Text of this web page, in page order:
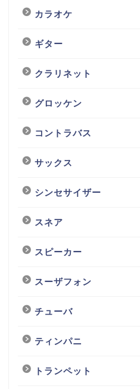
カラオケ
ギター
クラリネット
グロッケン
コントラバス
サックス
シンセサイザー
スネア
スピーカー
スーザフォン
チューバ
ティンパニ
トランペット